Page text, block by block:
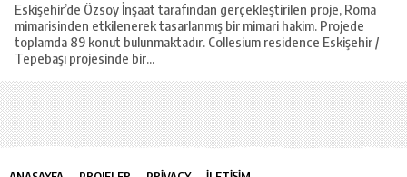
Eskişehir’de Özsoy İnşaat tarafından gerçekleştirilen proje, Roma
mimarisinden etkilenerek tasarlanmış bir mimari hakim. Projede
toplamda 89 konut bulunmaktadır. Collesium residence Eskişehir /
Tepebaşı projesinde bir...